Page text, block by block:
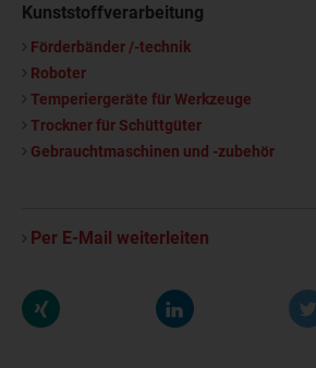
Kunststoffverarbeitung
Förderbänder /-technik
Roboter
Temperiergeräte für Werkzeuge
Trockner für Schüttgüter
Gebrauchtmaschinen und -zubehör
Per E-Mail weiterleiten